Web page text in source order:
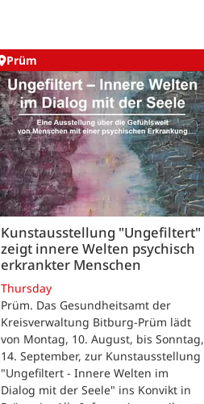
Prüm
Kunstausstellung "Ungefiltert"
zeigt innere Welten psychisch
erkrankter Menschen
Thursday
Prüm. Das Gesundheitsamt der
Kreisverwaltung Bitburg-Prüm lädt
von Montag, 10. August, bis Sonntag,
14. September, zur Kunstausstellung
"Ungefiltert - Innere Welten im
Dialog mit der Seele" ins Konvikt in